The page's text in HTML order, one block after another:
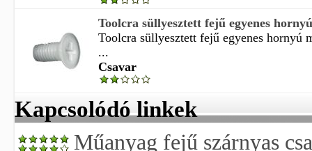
Toolcra süllyesztett fejű egyenes
Toolcra süllyesztett fejű egyenes hornyú
...
Csavar
Kapcsolódó linkek
Műanyag fejű szárnyas